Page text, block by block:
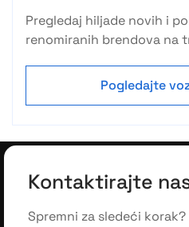
Pregledaj hiljade novih i
renomiranih brendova na
Pogledajte
Kontaktirajte
Spremni za sledeći